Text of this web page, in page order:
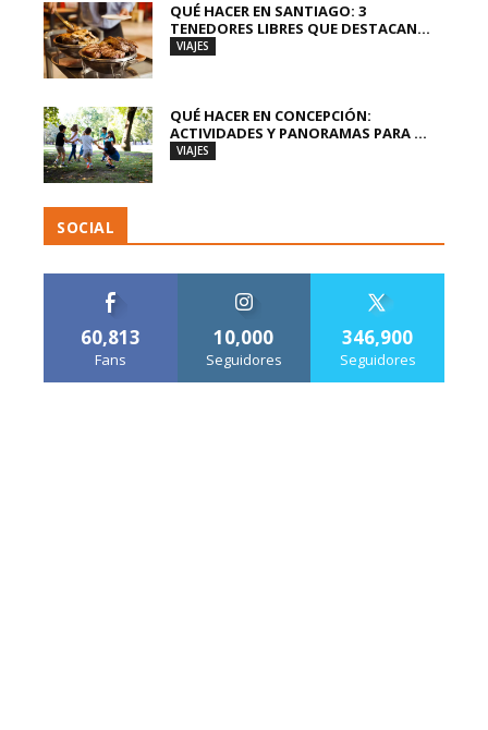
QUÉ HACER EN SANTIAGO: 3
TENEDORES LIBRES QUE DESTACAN...
VIAJES
QUÉ HACER EN CONCEPCIÓN:
ACTIVIDADES Y PANORAMAS PARA ...
VIAJES
SOCIAL
60,813
Fans
10,000
Seguidores
346,900
Seguidores